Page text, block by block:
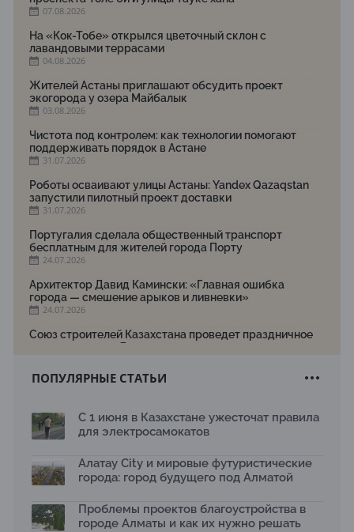
07.08.2026
На «Кок-Тобе» открылся цветочный склон с
лавандовыми террасами
04.08.2026
Жителей Астаны приглашают обсудить проект
экогорода у озера Майбалык
03.08.2026
Чистота под контролем: как технологии помогают
поддерживать порядок в Астане
31.07.2026
Роботы осваивают улицы Астаны: Yandex Qazaqstan
запустили пилотный проект доставки
31.07.2026
Португалия сделала общественный транспорт
бесплатным для жителей города Порту
24.07.2026
Архитектор Давид Камински: «Главная ошибка
города — смешение арыков и ливневки»
24.07.2026
Союз строителей Казахстана проведет праздничное
мероприятие ко Дню строителя
Новый Строительный кодекс: что изменилось для
17.07.2026
рободоставки в Астане
15.07.2026
2026 принимает заявки до 31 июля
13.07.2026
ПОПУЛЯРНЫЕ СТАТЬИ
С 1 июня в Казахстане ужесточат правила
для электросамокатов
Алатау City и мировые футуристические
города: город будущего под Алматой
Проблемы проектов благоустройства в
городе Алматы и как их нужно решать